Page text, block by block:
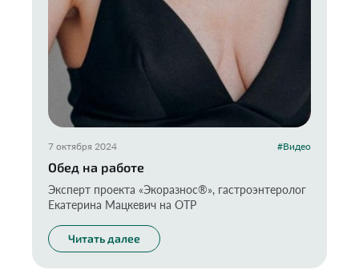
7 октября 2024 #Видео
Обед на работе
Эксперт проекта «Экоразнос®️», гастроэнтеролог
Екатерина Мацкевич на ОТР
Читать далее